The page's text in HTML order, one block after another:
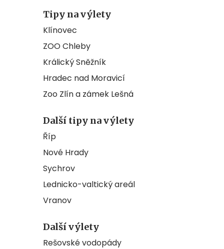
Tipy na výlety
Klínovec
ZOO Chleby
Králický Sněžník
Hradec nad Moravicí
Zoo Zlín a zámek Lešná
Další tipy na výlety
Říp
Nové Hrady
Sychrov
Lednicko-valtický areál
Vranov
Další výlety
Rešovské vodopády